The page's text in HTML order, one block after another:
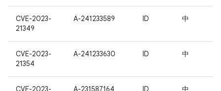
CVE-2023-
21349
A-241233589 ID 中
CVE-2023-
21354
A-241233630 ID 中
CVE-2023- A-231587164 ID 中